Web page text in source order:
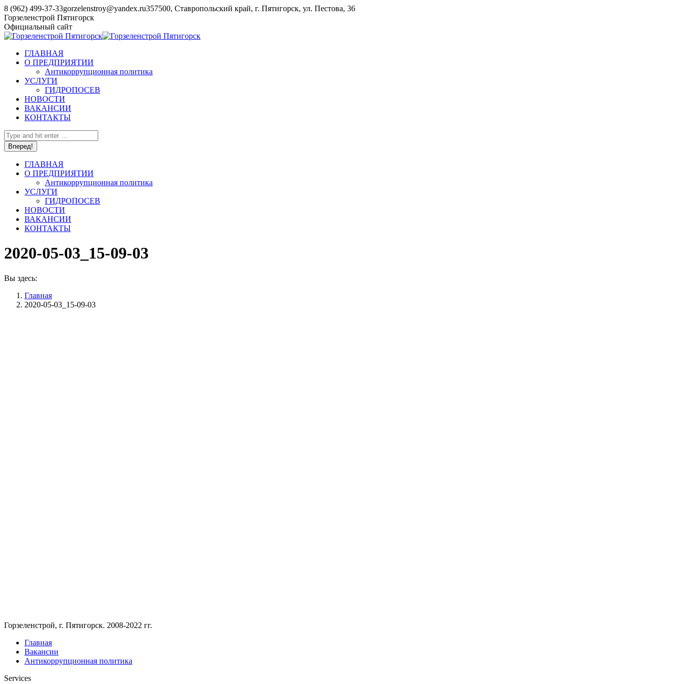
Перейти
к
содержанию
8 (962) 499-37-33gorzelenstroy@yandex.ru357500, Ставропольский край, г. Пятигорск, ул. Пестова, 36
YouTube
page
opens
new
window
Горзеленстрой Пятигорск
Официальный сайт
ГЛАВНАЯ
О ПРЕДПРИЯТИИ
Антикоррупционная политика
УСЛУГИ
ГИДРОПОСЕВ
НОВОСТИ
ВАКАНСИИ
КОНТАКТЫ
Поиск:
ГЛАВНАЯ
О ПРЕДПРИЯТИИ
Антикоррупционная политика
УСЛУГИ
ГИДРОПОСЕВ
НОВОСТИ
ВАКАНСИИ
КОНТАКТЫ
2020-05-03_15-09-03
Вы здесь:
Главная
2020-05-03_15-09-03
Горзеленстрой, г. Пятигорск. 2008-2022 гг.
Главная
Вакансии
Антикоррупционная политика
Services